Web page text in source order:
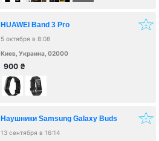
HUAWEI Band 3 Pro
5 октября в 8:08
Киев, Украина, 02000
900 ₴
Наушники Samsung Galaxy Buds
13 сентября в 16:14